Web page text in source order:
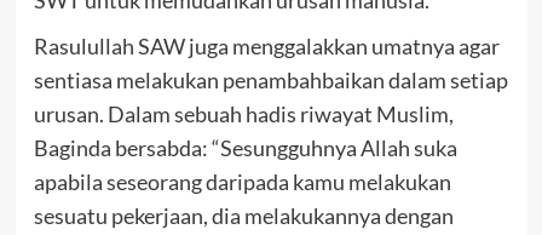
Rasulullah SAW juga menggalakkan umatnya agar
sentiasa melakukan penambahbaikan dalam setiap
urusan. Dalam sebuah hadis riwayat Muslim,
Baginda bersabda: “Sesungguhnya Allah suka
apabila seseorang daripada kamu melakukan
sesuatu pekerjaan, dia melakukannya dengan